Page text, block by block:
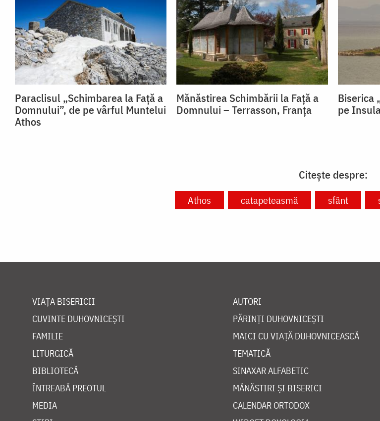
Paraclisul „Schimbarea la Față a
Domnului”, de pe vârful Muntelui
Athos
Mănăstirea Schimbării la Față a
Domnului – Terrasson, Franţa
Biserica
pe
Citește despre:
Athos catapeteasmă sfânt
VIAȚA BISERICII
CUVINTE DUHOVNICEȘTI
FAMILIE
LITURGICĂ
BIBLIOTECĂ
ÎNTREABĂ PREOTUL
MEDIA
AUTORI
PĂRINȚI DUHOVNICEȘTI
MAICI CU VIAȚĂ DUHOVNICEASCĂ
TEMATICĂ
SINAXAR ALFABETIC
MĂNĂSTIRI ȘI BISERICI
CALENDAR ORTODOX